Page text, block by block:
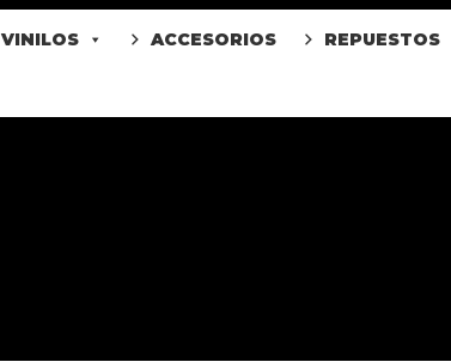
VINILOS ACCESORIOS REPUESTOS